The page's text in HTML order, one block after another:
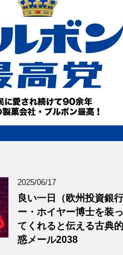
2025/06/17
良い一日（欧州投資銀
ー・ホイヤー博士を装
てくれると伝える古典
惑メール2038